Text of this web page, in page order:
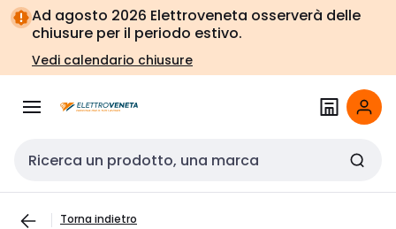
Vai alla
navigazione
Vai
alla
pagina
Ad agosto 2026 Elettroveneta osserverà delle
chiusure per il periodo estivo.
Vedi calendario chiusure
Cerca input
Torna indietro